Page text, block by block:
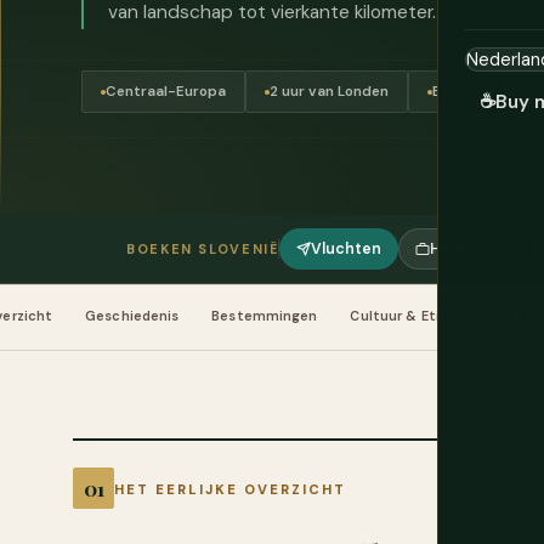
☕Buy
van landschap tot vierkante kilometer.
Centraal-Europa 2 uur van Londen Euro (€)
BOEKEN SLOVENIË Vluchten Hotels
Geschiedenis Bestemmingen Cultuur & Etiquette
HET EERLIJKE OVERZICHT